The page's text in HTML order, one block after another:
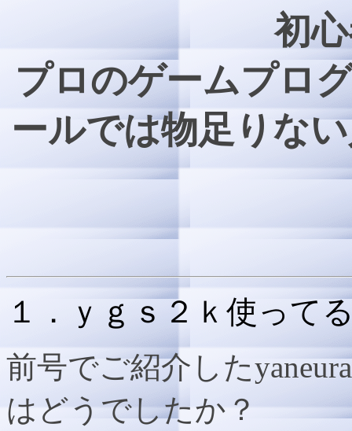
初
プロのゲームプロ
ールでは物足りな
１．ｙｇｓ２ｋ使っ
前号でご紹介した
はどうでしたか？